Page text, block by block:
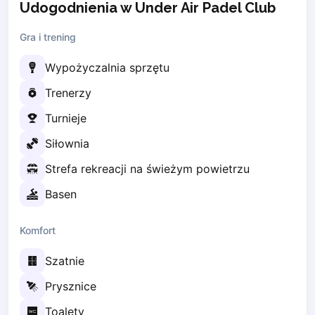
Zaporizhzhia
УкраїнськаCities
Prague
Batumi
Kutaisi
Tbilisi
Budapest
Arlamow
Bialystok
Bolesławiec
Chojnice
Czestochowa
Dabrowa Gornicza
Udogodnienia w Under Air Padel Club
Gra i trening
Wypożyczalnia sprzętu
Trenerzy
Turnieje
Siłownia
Strefa rekreacji na świeżym powietrzu
Basen
Komfort
Szatnie
Prysznice
Toalety